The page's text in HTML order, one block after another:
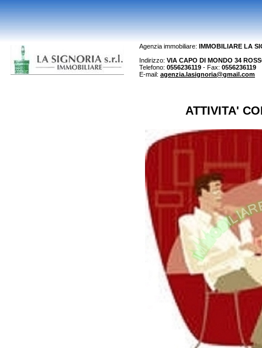
Agenzia immobiliare: IMMOBILIARE LA
Indirizzo: VIA CAPO DI MONDO 34
Telefono: 0556236119 - Fax: 0556236119
E-mail: agenzia.lasignoria@gmail.com
ATTIVITA'